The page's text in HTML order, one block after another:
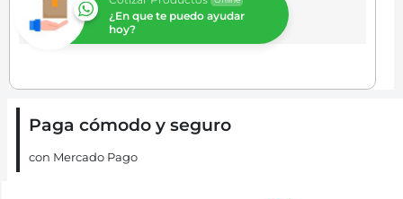
¿En que te puedo ayudar
hoy?
Paga cómodo y seguro
con Mercado Pago